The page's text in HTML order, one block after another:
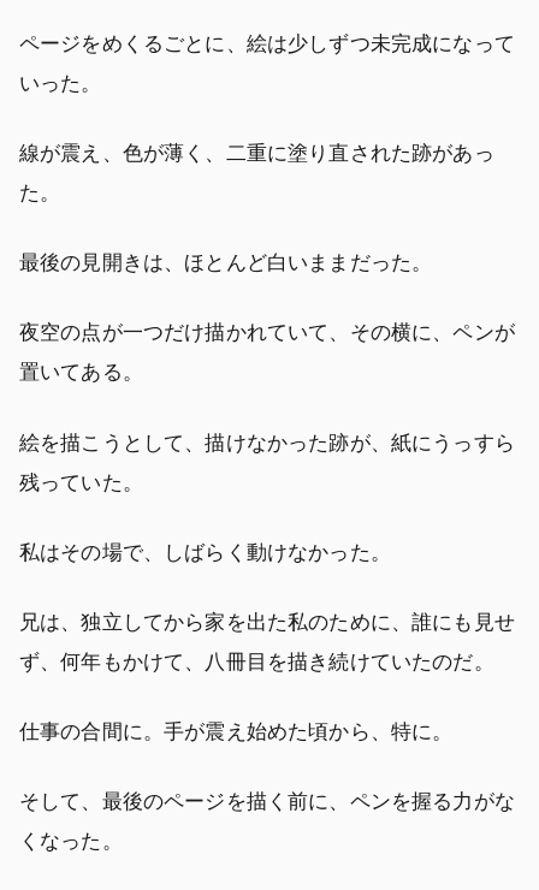
ページをめくるごとに、絵は少しずつ未完成になって
いった。
線が震え、色が薄く、二重に塗り直された跡があっ
た。
最後の見開きは、ほとんど白いままだった。
夜空の点が一つだけ描かれていて、その横に、ペンが
置いてある。
絵を描こうとして、描けなかった跡が、紙にうっすら
残っていた。
私はその場で、しばらく動けなかった。
兄は、独立してから家を出た私のために、誰にも見せ
ず、何年もかけて、八冊目を描き続けていたのだ。
仕事の合間に。手が震え始めた頃から、特に。
そして、最後のページを描く前に、ペンを握る力がな
くなった。